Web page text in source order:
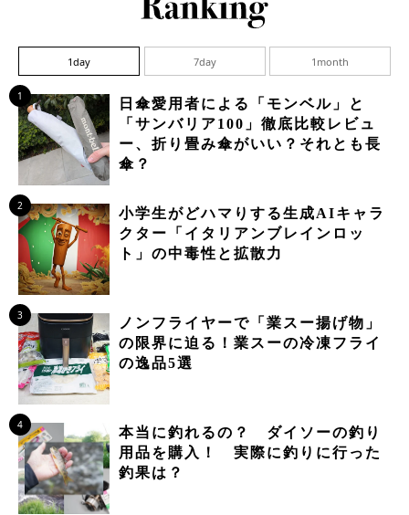
1day 7day 1month
1
日傘愛用者による「モンベル」と
「サンバリア100」徹底比較レビュ
ー、折り畳み傘がいい？それとも長
傘？
2
小学生がどハマりする生成AIキャラ
クター「イタリアンブレインロッ
ト」の中毒性と拡散力
3
ノンフライヤーで「業スー揚げ物」
の限界に迫る！業スーの冷凍フライ
の逸品5選
4
本当に釣れるの？ ダイソーの釣り
用品を購入！ 実際に釣りに行った
釣果は？